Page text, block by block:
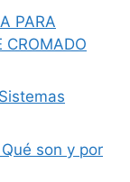
PARA
CROMADO
son y por